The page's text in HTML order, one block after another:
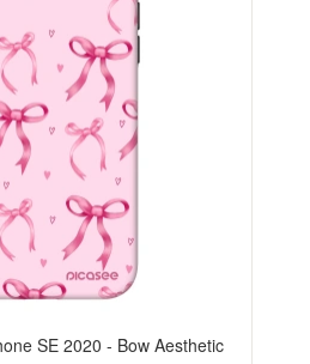
SE 2020 - Bow Aesthetic